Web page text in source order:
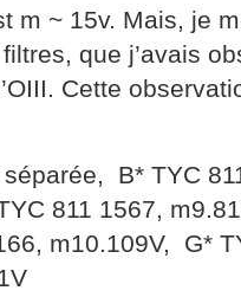
m ~ 15v. Mais, je
que j’avais
Cette
B* TYC
811 1567,
m10.109V, G*